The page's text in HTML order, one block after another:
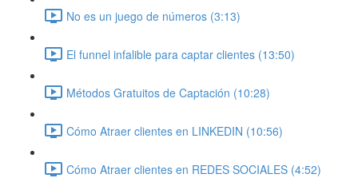
No es un juego de números (3:13)
El funnel infalible para captar clientes (13:50)
Métodos Gratuitos de Captación (10:28)
Cómo Atraer clientes en LINKEDIN (10:56)
Cómo Atraer clientes en REDES SOCIALES (4:52)